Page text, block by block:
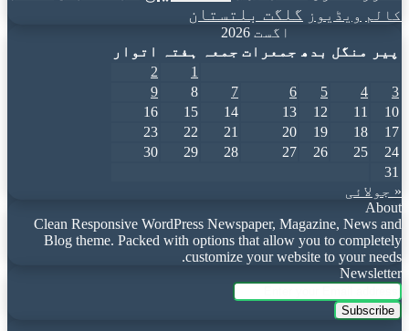
کالم ویڈیوز گلگت بلتستان
اگست 2026
پیر
منگل بدھ جمعرات جمعہ ہفتہ
اتوار
1
2
3
4
5
6
7
8
9
10
11
12
13
14
15
16
17
18
19
20
21
22
23
24
25
26
27
28
29
30
31
« جولائی
About
Clean Responsive WordPress Newspaper, Magazine, News and
Blog theme. Packed with options that allow you to completely
customize your website to your needs.
Newsletter
Enter
your
Email